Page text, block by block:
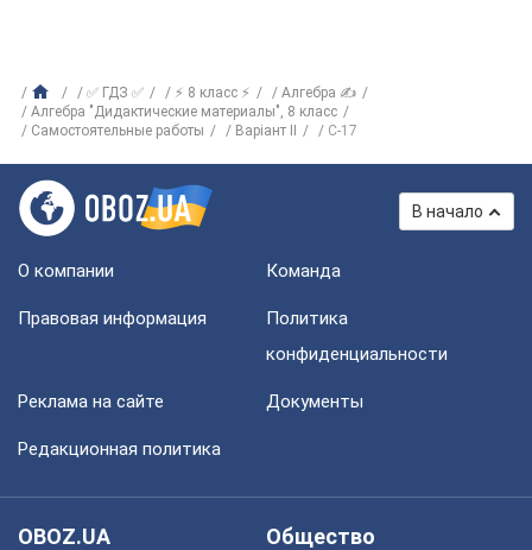
✅ ГДЗ ✅ ⚡ 8 класс ⚡
Алгебра ✍
Алгебра "Дидактические материалы", 8 класс
Самостоятельные работы
Варіант II C-17
В начало
О компании Команда
Правовая информация
Политика
конфиденциальности
Реклама на сайте Документы
Редакционная политика
OBOZ.UA
Общество